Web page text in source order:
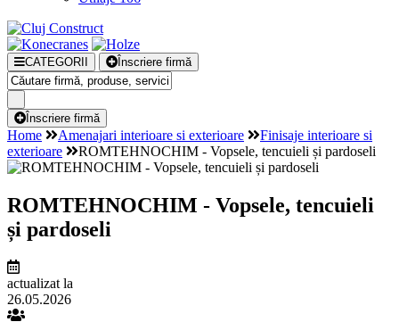
CATEGORII Înscriere firmă
Înscriere firmă
Home Amenajari interioare si exterioare
Finisaje interioare si
exterioare
ROMTEHNOCHIM - Vopsele, tencuieli și pardoseli
ROMTEHNOCHIM - Vopsele, tencuieli
și pardoseli
actualizat la
26.05.2026